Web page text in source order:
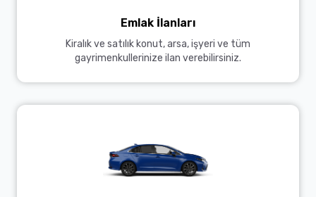
Emlak İlanları
Kiralık ve satılık konut, arsa, işyeri ve tüm
gayrimenkullerinize ilan verebilirsiniz.